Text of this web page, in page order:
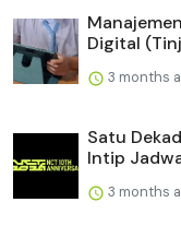
Digital
3 months
Satu
Intip
3 months